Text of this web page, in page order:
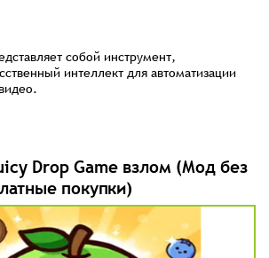
собой инструмент,
интеллект для автоматизации
Drop Game взлом (Мод без
покупки)